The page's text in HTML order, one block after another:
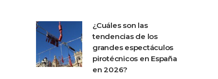
¿Cuáles son las
tendencias de los
grandes espectáculos
pirotécnicos en España
en 2026?